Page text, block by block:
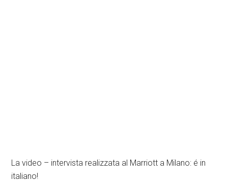
La video – intervista realizzata al Marriott a Milano: é in
italiano!